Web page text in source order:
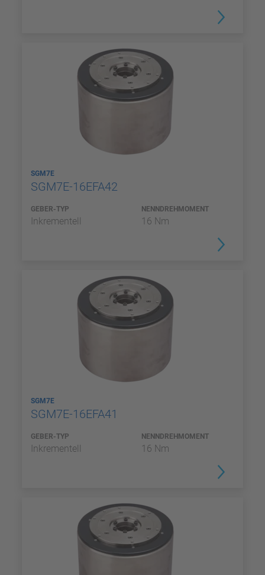
SGM7E
SGM7E-16EFA42
GEBER-TYP
Inkrementell
NENNDREHMOMENT
16 Nm
SGM7E
SGM7E-16EFA41
GEBER-TYP
Inkrementell
NENNDREHMOMENT
16 Nm